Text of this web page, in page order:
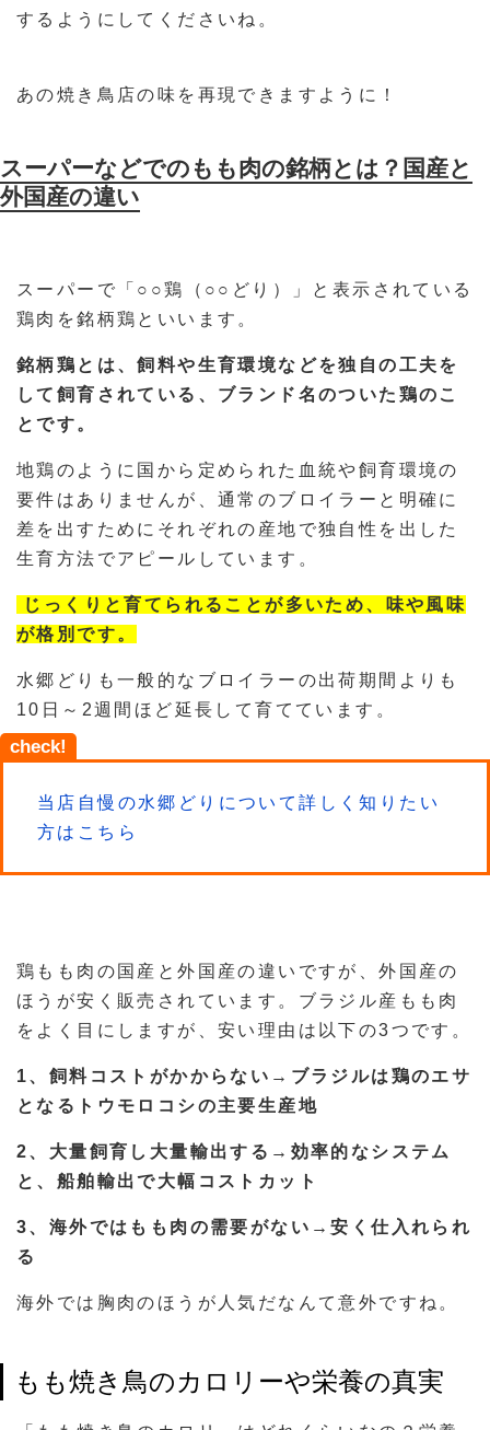
するようにしてくださいね。
あの焼き鳥店の味を再現できますように！
スーパーなどでのもも肉の銘柄とは？国産と
外国産の違い
スーパーで「○○鶏（○○どり）」と表示されている
鶏肉を銘柄鶏といいます。
銘柄鶏とは、飼料や生育環境などを独自の工夫を
して飼育されている、ブランド名のついた鶏のこ
とです。
地鶏のように国から定められた血統や飼育環境の
要件はありませんが、通常のブロイラーと明確に
差を出すためにそれぞれの産地で独自性を出した
生育方法でアピールしています。
じっくりと育てられることが多いため、味や風味
が格別です。
水郷どりも一般的なブロイラーの出荷期間よりも
10日～2週間ほど延長して育てています。
check!
当店自慢の水郷どりについて詳しく知りたい
方はこちら
鶏もも肉の国産と外国産の違いですが、外国産の
ほうが安く販売されています。ブラジル産もも肉
をよく目にしますが、安い理由は以下の3つです。
1、飼料コストがかからない→ブラジルは鶏のエサ
となるトウモロコシの主要生産地
2、大量飼育し大量輸出する→効率的なシステム
と、船舶輸出で大幅コストカット
3、海外ではもも肉の需要がない→安く仕入れられ
る
海外では胸肉のほうが人気だなんて意外ですね。
もも焼き鳥のカロリーや栄養の真実